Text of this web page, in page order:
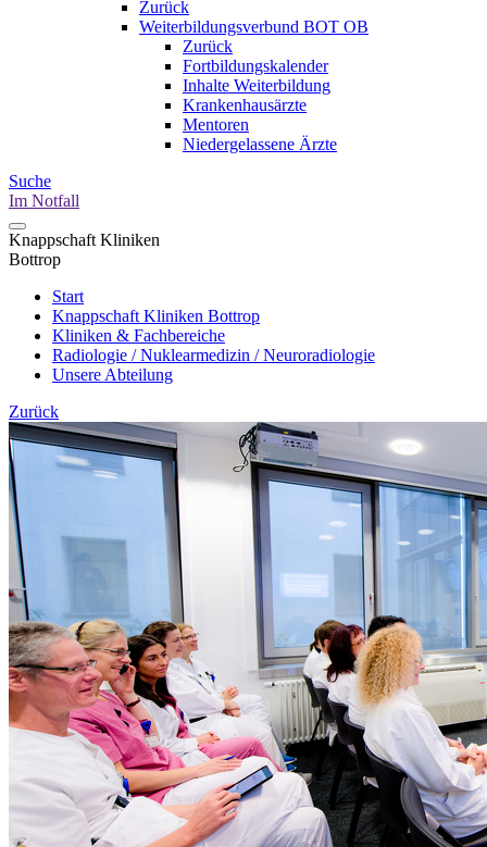
Zurück
Weiterbildungsverbund BOT OB
Zurück
Fortbildungskalender
Inhalte Weiterbildung
Krankenhausärzte
Mentoren
Niedergelassene Ärzte
Suche
Im Notfall
Knappschaft Kliniken
Bottrop
Start
Knappschaft Kliniken Bottrop
Kliniken & Fachbereiche
Radiologie / Nuklearmedizin / Neuroradiologie
Unsere Abteilung
Zurück